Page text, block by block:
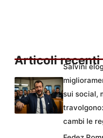
Articoli recenti
Salvini
sui social,
cambi le